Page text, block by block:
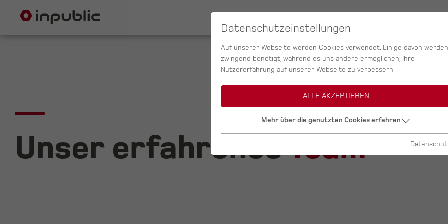
Unser erfahrenesTeam
Datenschutzeinstellungen
Auf unserer Webseite werden Cookies verwendet. Einige davon werden
zwingend benötigt, während es uns andere ermöglichen, Ihre
Nutzererfahrung auf unserer Webseite zu verbessern.
ALLE AKZEPTIEREN
Mehr über die genutzten Cookies erfahren